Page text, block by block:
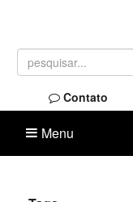
Contato
Menu